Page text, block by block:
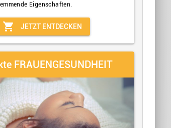
Eigenschaften.
shopping_cart JETZT ENTDECKEN
FRAUENGESUNDHEIT